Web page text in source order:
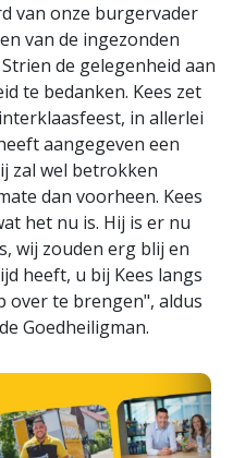
van onze burgervader
van de ingezonden
de gelegenheid aan
te bedanken. Kees zet
in allerlei
aangegeven een
zal wel betrokken
dan voorheen. Kees
het nu is. Hij is er nu
wij zouden erg blij en
heeft, u bij Kees langs
over te brengen", aldus
Goedheiligman.